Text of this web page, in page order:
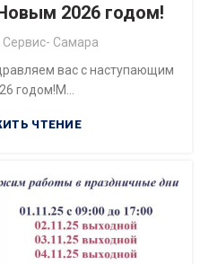
ТЕХНИКИ
2026 годом!
Сервис- Самара
вас с наступающим
годом!М...
ЧТЕНИЕ